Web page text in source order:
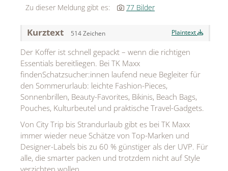
MEDIA
ÜBER
KONTAKT
Zu dieser Meldung gibt es: 77 Bilder
Kurztext 514 Zeichen Plaintext
Der Koffer ist schnell gepackt – wenn die richtigen
Essentials bereitliegen. Bei TK Maxx
findenSchatzsucher:innen laufend neue Begleiter für
den Sommerurlaub: leichte Fashion-Pieces,
Sonnenbrillen, Beauty-Favorites, Bikinis, Beach Bags,
Pouches, Kulturbeutel und praktische Travel-Gadgets.
Von City Trip bis Strandurlaub gibt es bei TK Maxx
immer wieder neue Schätze von Top-Marken und
Designer-Labels bis zu 60 % günstiger als der UVP. Für
alle, die smarter packen und trotzdem nicht auf Style
verzichten wollen.